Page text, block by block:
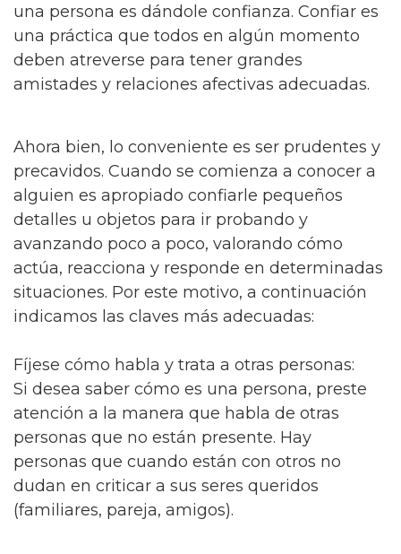
una persona es dándole confianza. Confiar es
una práctica que todos en algún momento
deben atreverse para tener grandes
amistades y relaciones afectivas adecuadas.
Ahora bien, lo conveniente es ser prudentes y
precavidos. Cuando se comienza a conocer a
alguien es apropiado confiarle pequeños
detalles u objetos para ir probando y
avanzando poco a poco, valorando cómo
actúa, reacciona y responde en determinadas
situaciones. Por este motivo, a continuación
indicamos las claves más adecuadas:
Fíjese cómo habla y trata a otras personas:
Si desea saber cómo es una persona, preste
atención a la manera que habla de otras
personas que no están presente. Hay
personas que cuando están con otros no
dudan en criticar a sus seres queridos
(familiares, pareja, amigos).